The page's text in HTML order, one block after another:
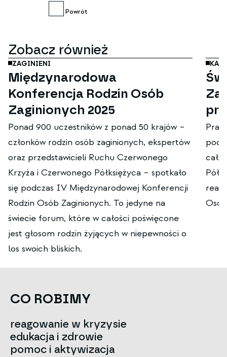
Powrót
Zobacz również
ZAGINIENI
Międzynarodowa
Konferencja Rodzin Osób
Zaginionych 2025
Ponad 900 uczestników z ponad 50 krajów –
członków rodzin osób zaginionych, ekspertów
oraz przedstawicieli Ruchu Czerwonego
Krzyża i Czerwonego Półksiężyca – spotkało
się podczas IV Międzynarodowej Konferencji
Rodzin Osób Zaginionych. To jedyne na
świecie forum, które w całości poświęcone
jest głosom rodzin żyjących w niepewności o
los swoich bliskich.
cały
CO ROBIMY
reagowanie w kryzysie
edukacja i zdrowie
pomoc i aktywizacja